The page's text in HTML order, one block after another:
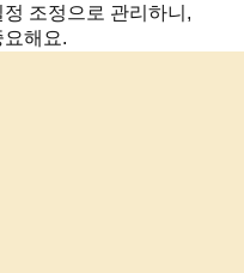
조정으로 관리하니,
해요.